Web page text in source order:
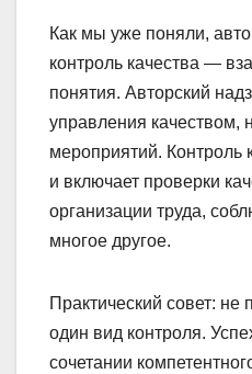
Как мы уже поняли,
контроль качества —
понятия. Авторский
управления качеством,
мероприятий. Контроль
и включает проверки
организации труда,
многое другое.
Практический совет: не
один вид контроля.
сочетании